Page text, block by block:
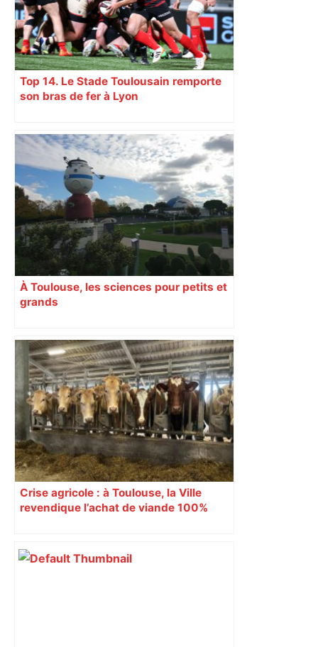
Top 14. Le Stade Toulousain remporte
son bras de fer à Lyon
À Toulouse, les sciences pour petits et
grands
Crise agricole : à Toulouse, la Ville
revendique l’achat de viande 100%